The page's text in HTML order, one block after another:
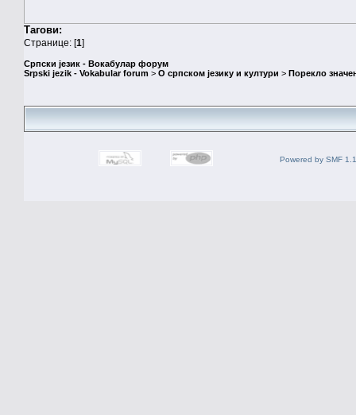
Тагови:
Странице: [1]
Српски језик - Вокабулар форум
Srpski jezik - Vokabular forum > О српском језику и култури > Порекло
Powered by SMF